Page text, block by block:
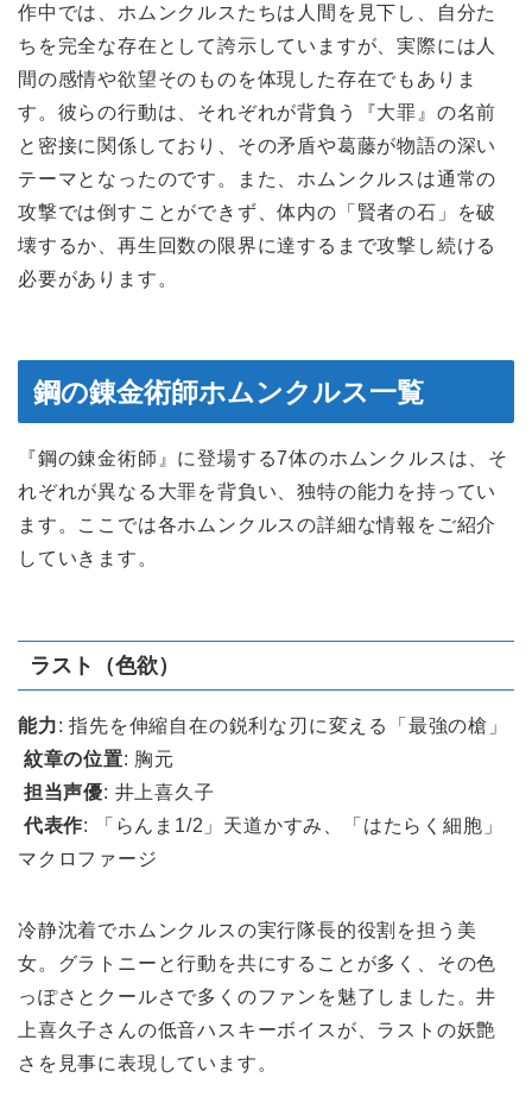
作中では、ホムンクルスたちは人間を見下し、自分た
ちを完全な存在として誇示していますが、実際には人
間の感情や欲望そのものを体現した存在でもありま
す。彼らの行動は、それぞれが背負う『大罪』の名前
と密接に関係しており、その矛盾や葛藤が物語の深い
テーマとなったのです。また、ホムンクルスは通常の
攻撃では倒すことができず、体内の「賢者の石」を破
壊するか、再生回数の限界に達するまで攻撃し続ける
必要があります。
鋼の錬金術師ホムンクルス一覧
『鋼の錬金術師』に登場する7体のホムンクルスは、そ
れぞれが異なる大罪を背負い、独特の能力を持ってい
ます。ここでは各ホムンクルスの詳細な情報をご紹介
していきます。
ラスト（色欲）
能力: 指先を伸縮自在の鋭利な刃に変える「最強の槍」
紋章の位置: 胸元
担当声優: 井上喜久子
代表作: 「らんま1/2」天道かすみ、「はたらく細胞」
マクロファージ
冷静沈着でホムンクルスの実行隊長的役割を担う美
女。グラトニーと行動を共にすることが多く、その色
っぽさとクールさで多くのファンを魅了しました。井
上喜久子さんの低音ハスキーボイスが、ラストの妖艶
さを見事に表現しています。